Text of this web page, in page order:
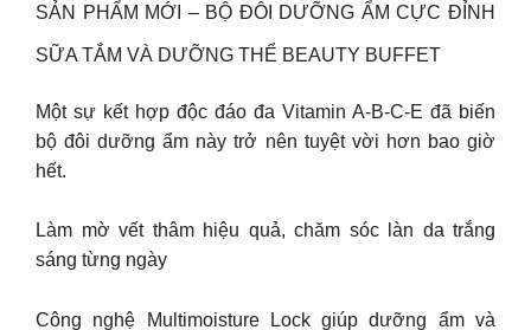
SẢN PHẨM MỚI – BỘ ĐÔI DƯỠNG ẨM CỰC ĐỈNH
SỮA TẮM VÀ DƯỠNG THỂ BEAUTY BUFFET
Một sự kết hợp độc đáo đa Vitamin A-B-C-E đã biến
bộ đôi dưỡng ẩm này trở nên tuyệt vời hơn bao giờ
hết.
Làm mờ vết thâm hiệu quả, chăm sóc làn da trắng
sáng từng ngày
Công nghệ Multimoisture Lock giúp dưỡng ẩm và